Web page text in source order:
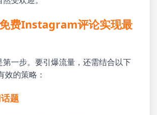
费Instagram评论实现最
第一步。要引爆流量，还需结合以下
效的策略：
题